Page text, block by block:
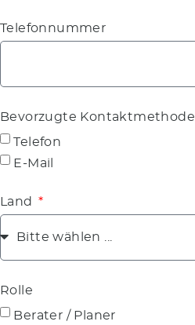
Telefonnummer
Bevorzugte Kontaktmethode
Telefon
E-Mail
Land
Rolle
Berater / Planer